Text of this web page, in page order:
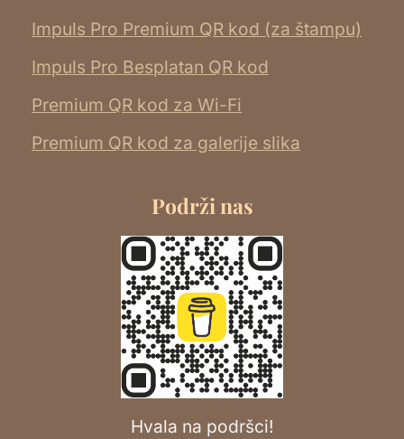
Impuls Pro Premium QR kod (za štampu)
Impuls Pro Besplatan QR kod
Premium QR kod za Wi-Fi
Premium QR kod za galerije slika
Podrži nas
Hvala na podršci!